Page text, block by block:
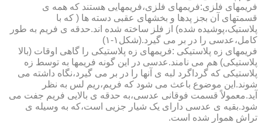
فریمهای فلزی:فریمهای فلزی،فریمهایی هستند که همه ی
قسمتهای آن بجز پدها و بخشهای عقبی دسته ها ( که با
پلاستیک،پوشیده شده) از فلز ساخته شده اند.حدقه ی فریم به طور
کامل،عدسی را در بر می گیرد.(شکل۱-۱)
فریمهای زه پلاستیکی :فریمهای زه پلاستیکی را گاهی اوقات (بالا
پلاستیکی) هم می نامند.عدسی در این گونه فریمها به توسط زه
پلاستیکی که گرداگرد لبه ی آنها را در بر می گیرد،نگاه داشته می
شوند.این موضوع باعث می شود که فریم،ریم لس به نظر
آید.معمولاً قسمت فوقانی عدسی،به حدقه ی بالایی فریم جفت می
شود.بقیه ی عدسی دارای یک شیار جزیی است،که به وسیله ی
تراش هموار شده است.